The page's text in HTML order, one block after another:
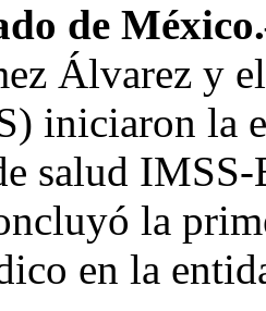
de
Álvarez y
iniciaron la
salud
la
en la